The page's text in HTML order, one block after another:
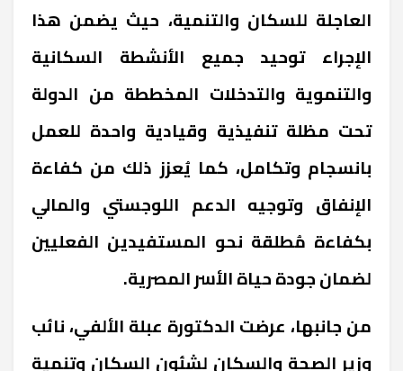
العاجلة للسكان والتنمية، حيث يضمن هذا
الإجراء توحيد جميع الأنشطة السكانية
والتنموية والتدخلات المخططة من الدولة
تحت مظلة تنفيذية وقيادية واحدة للعمل
بانسجام وتكامل، كما يُعزز ذلك من كفاءة
الإنفاق وتوجيه الدعم اللوجستي والمالي
بكفاءة مُطلقة نحو المستفيدين الفعليين
لضمان جودة حياة الأسر المصرية.
من جانبها، عرضت الدكتورة عبلة الألفي، نائب
وزير الصحة والسكان لشئون السكان وتنمية